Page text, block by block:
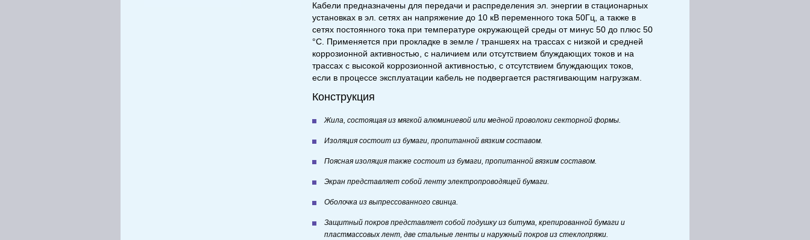
Кабели предназначены для передачи и распределения эл. энергии в стационарных
установках в эл. сетях ан напряжение до 10 кВ переменного тока 50Гц, а также в
сетях постоянного тока при температуре окружающей среды от минус 50 до плюс 50
°С. Применяется при прокладке в земле / траншеях на трассах с низкой и средней
коррозионной активностью, с наличием или отсутствием блуждающих токов и на
трассах с высокой коррозионной активностью, с отсутствием блуждающих токов,
если в процессе эксплуатации кабель не подвергается растягивающим нагрузкам.
Конструкция
Жила, состоящая из мягкой алюминиевой или медной проволоки секторной формы.
Изоляция состоит из бумаги, пропитанной вязким составом.
Поясная изоляция также состоит из бумаги, пропитанной вязким составом.
Экран представляет собой ленту электропроводящей бумаги.
Оболочка из выпрессованного свинца.
Защитный покров представляет собой подушку из битума, крепированной бумаги и
пластмассовых лент, две стальные ленты и наружный покров из стеклопряжи.